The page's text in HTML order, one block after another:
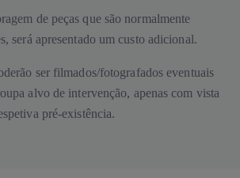
de peças que são normalmente
será apresentado um custo adicional.
ser filmados/fotografados eventuais
alvo de intervenção, apenas com vista
pré-existência.